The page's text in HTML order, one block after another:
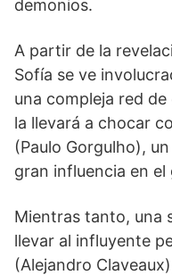
demonios.
A partir de la
Sofía se ve
una compleja red
la llevará a chocar
(Paulo Gorgulho),
gran influencia en el
Mientras tanto, una
llevar al influyente
(Alejandro